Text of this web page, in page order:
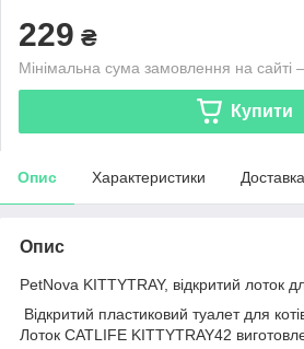
229 ₴
Мінімальна сума замовлення на сайті
Купити
Опис Характеристики Доставка
Опис
PetNova KITTYTRAY, відкритий лоток
Відкритий пластиковий туалет для
Лоток CATLIFE KITTYTRAY42